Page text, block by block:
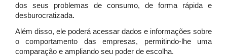
dos seus problemas de consumo, de forma rápida e
desburocratizada.
Além disso, ele poderá acessar dados e informações sobre
o comportamento das empresas, permitindo-lhe uma
comparação e ampliando seu poder de escolha.